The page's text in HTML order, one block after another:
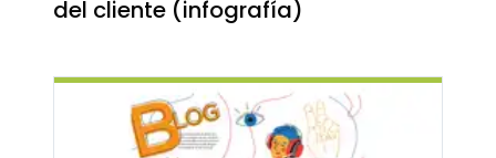
del cliente (infografía)